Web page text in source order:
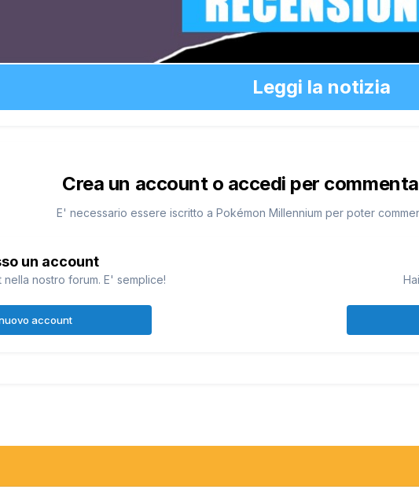
Leggi la notizia
Crea un account o accedi per
E' necessario essere iscritto a Pokémon Millennium per poter
un account
nostro forum. E' semplice!
account